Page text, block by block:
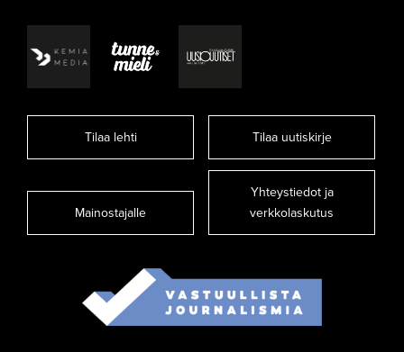
Tilaa lehti Tilaa uutiskirje
Mainostajalle
Yhteystiedot ja
verkkolaskutus